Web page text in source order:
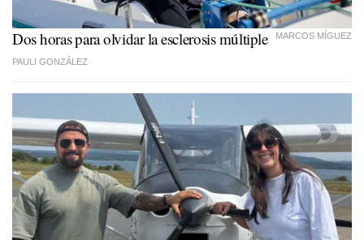
MARCOS MÍGUEZ
Dos horas para olvidar la esclerosis múltiple
PAULI GONZÁLEZ